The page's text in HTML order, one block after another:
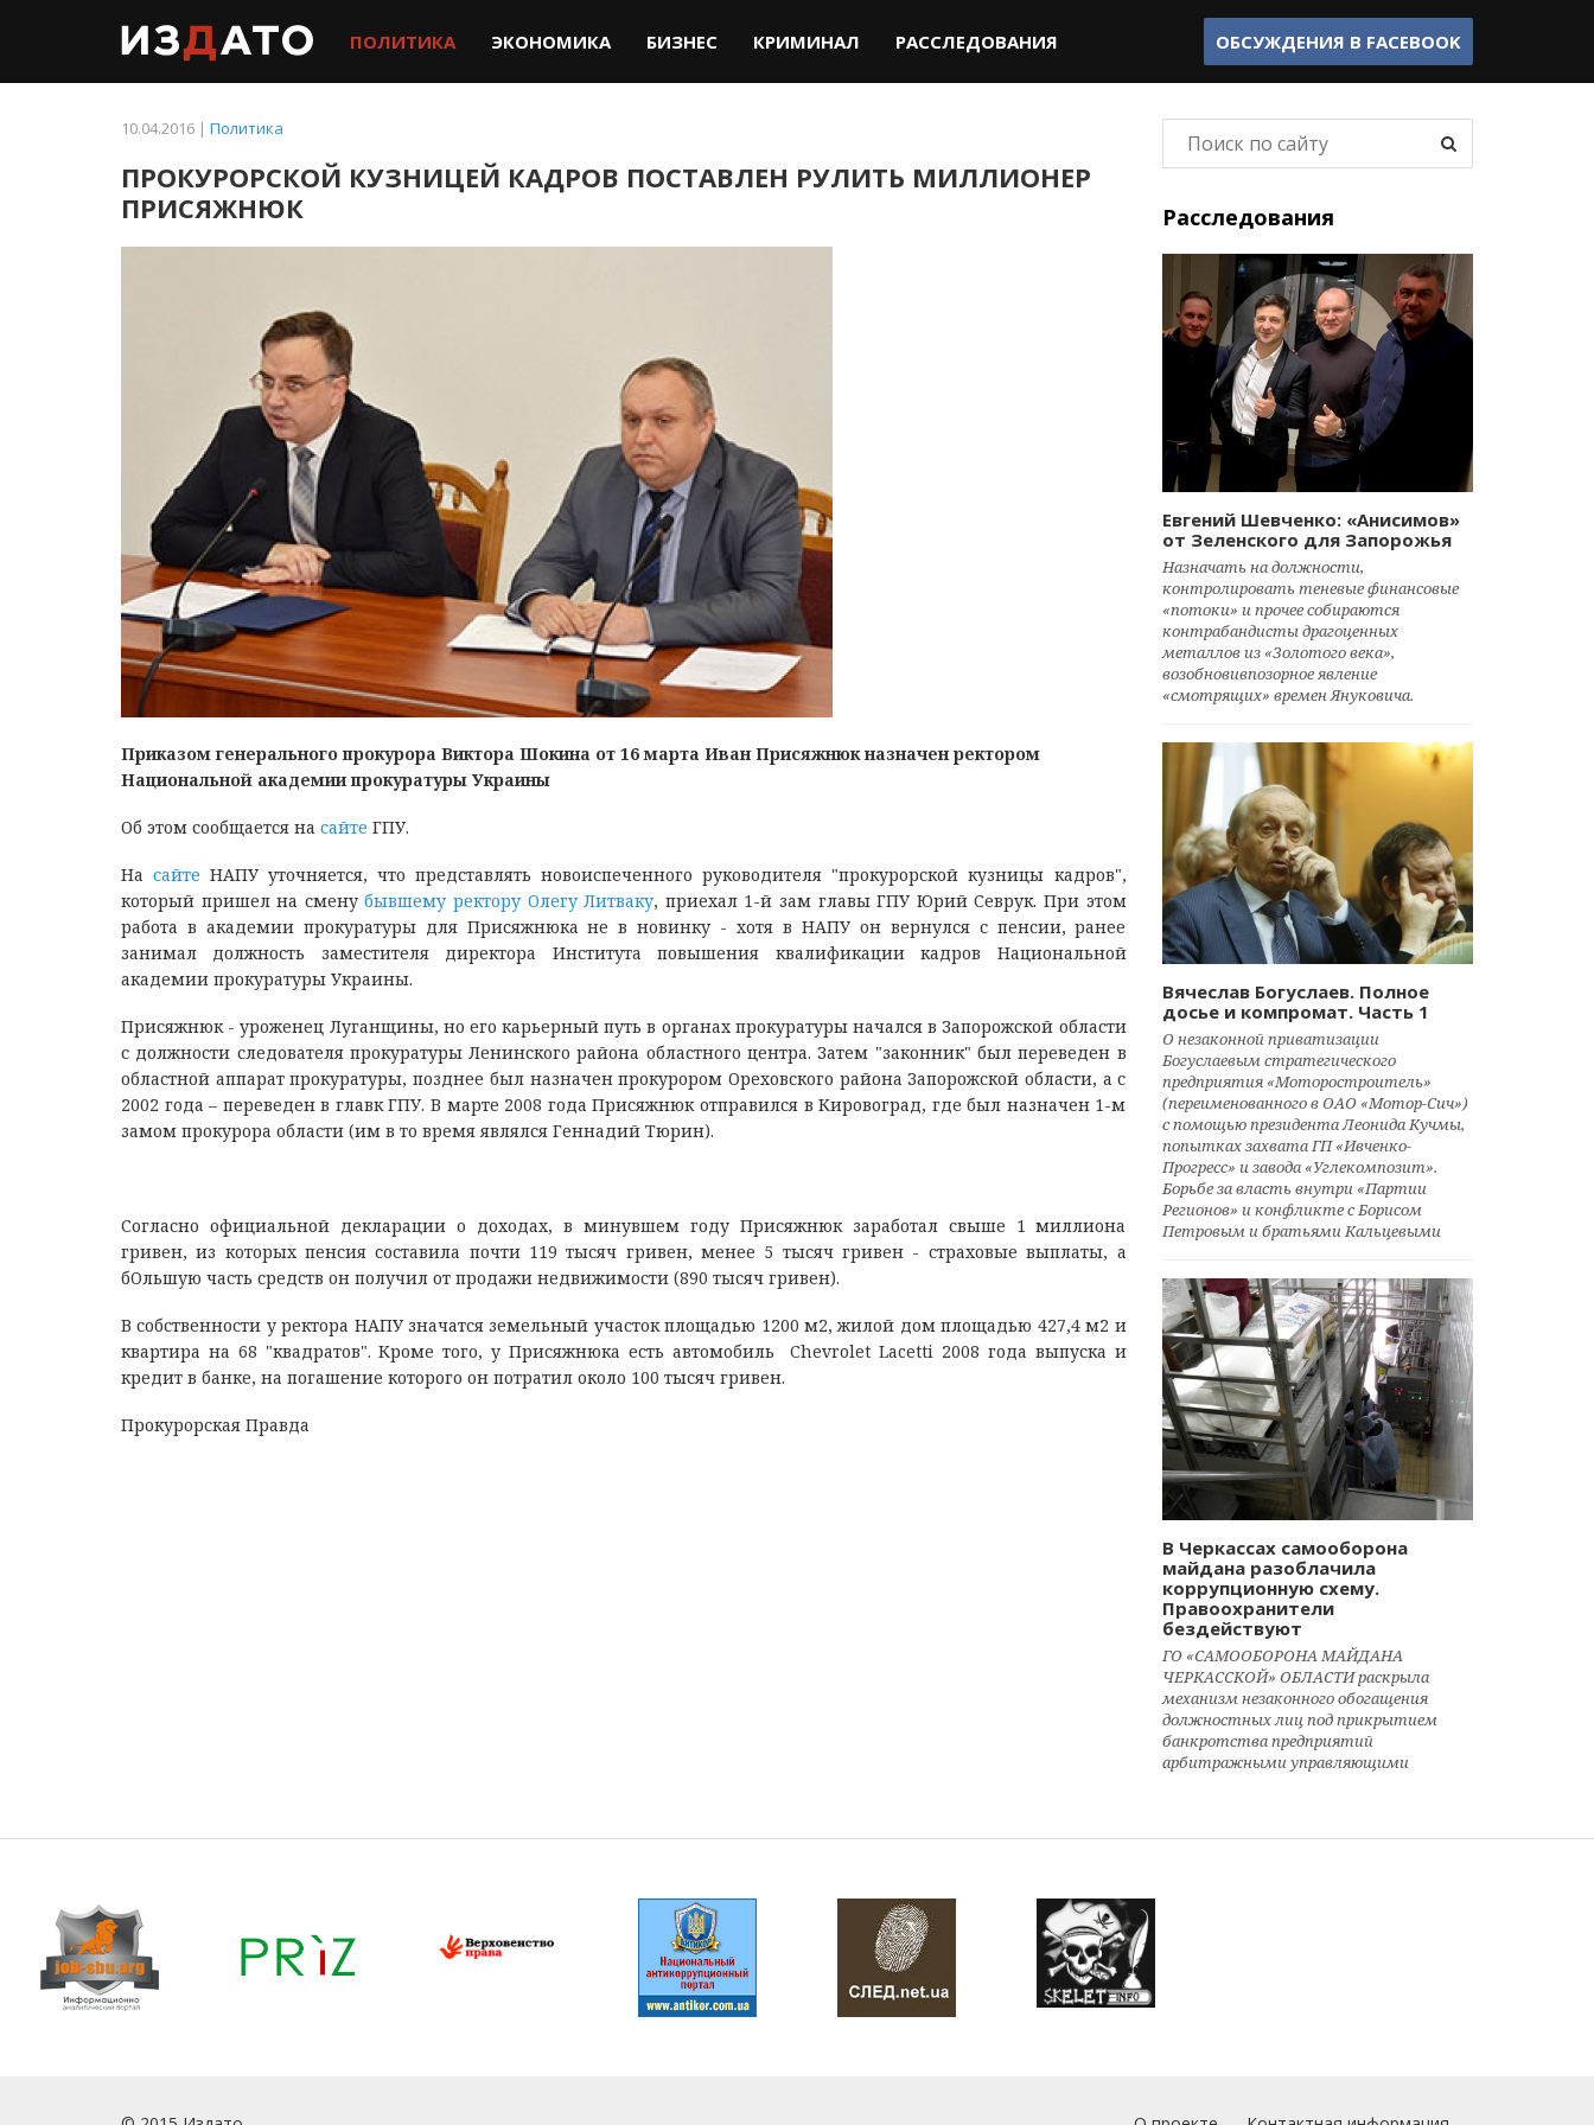
ПОЛИТИКА ЭКОНОМИКА БИЗНЕС КРИМИНАЛ РАССЛЕДОВАНИЯ ОБСУЖДЕНИЯ В FACEBOOK
10.04.2016 | Политика
ПРОКУРОРСКОЙ КУЗНИЦЕЙ КАДРОВ ПОСТАВЛЕН РУЛИТЬ МИЛЛИОНЕР
ПРИСЯЖНЮК
Приказом генерального прокурора Виктора Шокина от 16 марта Иван Присяжнюк назначен ректором
Национальной академии прокуратуры Украины
Об этом сообщается на сайте ГПУ.
На сайте НАПУ уточняется, что представлять новоиспеченного руководителя "прокурорской кузницы кадров",
который пришел на сменубывшему ректору Олегу Литваку, приехал 1-й зам главы ГПУ Юрий Севрук. При этом
работа в академии прокуратуры для Присяжнюка не в новинку - хотя в НАПУ он вернулся с пенсии, ранее
занимал должность заместителя директора Института повышения квалификации кадров Национальной
академии прокуратуры Украины.
Присяжнюк - уроженец Луганщины, но его карьерный путь в органах прокуратуры начался в Запорожской области
с должности следователя прокуратуры Ленинского района областного центра. Затем "законник" был переведен в
областной аппарат прокуратуры, позднее был назначен прокурором Ореховского района Запорожской области, а с
2002 года – переведен в главк ГПУ. В марте 2008 года Присяжнюк отправился в Кировоград, где был назначен 1-м
замом прокурора области (им в то время являлся Геннадий Тюрин).
Согласно официальной декларации о доходах, в минувшем году Присяжнюк заработал свыше 1 миллиона
гривен, из которых пенсия составила почти 119 тысяч гривен, менее 5 тысяч гривен - страховые выплаты, а
бОльшую часть средств он получил от продажи недвижимости (890 тысяч гривен).
В собственности у ректора НАПУ значатся земельный участок площадью 1200 м2, жилой дом площадью 427,4 м2 и
квартира на 68 "квадратов". Кроме того, у Присяжнюка есть автомобиль Chevrolet Lacetti 2008 года выпуска и
кредит в банке, на погашение которого он потратил около 100 тысяч гривен.
Прокурорская Правда
Расследования
Евгений Шевченко: «Анисимов»
от Зеленского для Запорожья
Назначать на должности,
контролировать теневые финансовые
«потоки» и прочее собираются
контрабандисты драгоценных
металлов из «Золотого века»,
возобновивпозорное явление
«смотрящих» времен Януковича.
Вячеслав Богуслаев. Полное
досье и компромат. Часть 1
О незаконной приватизации
Богуслаевым стратегического
предприятия «Моторостроитель»
(переименованного в ОАО «Мотор-Сич»)
с помощью президента Леонида Кучмы,
попытках захвата ГП «Ивченко-
Прогресс» и завода «Углекомпозит».
Борьбе за власть внутри «Партии
Регионов» и конфликте с Борисом
Петровым и братьями Кальцевыми
В Черкассах самооборона
майдана разоблачила
коррупционную схему.
Правоохранители
бездействуют
ГО «САМООБОРОНА МАЙДАНА
ЧЕРКАССКОЙ» ОБЛАСТИ раскрыла
механизм незаконного обогащения
должностных лиц под прикрытием
банкротства предприятий
арбитражными управляющими